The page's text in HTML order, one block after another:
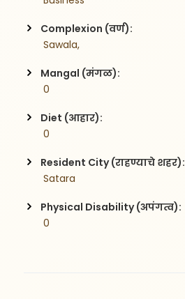
Complexion (वर्ण):
Sawala,
Mangal (मंगळ):
0
Diet (आहार):
0
Resident City (राहण्याचे शहर):
Satara
Physical Disability (अपंगत्व):
0